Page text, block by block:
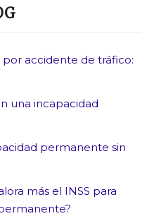
accidente de tráfico:
una incapacidad
permanente sin
más el INSS para